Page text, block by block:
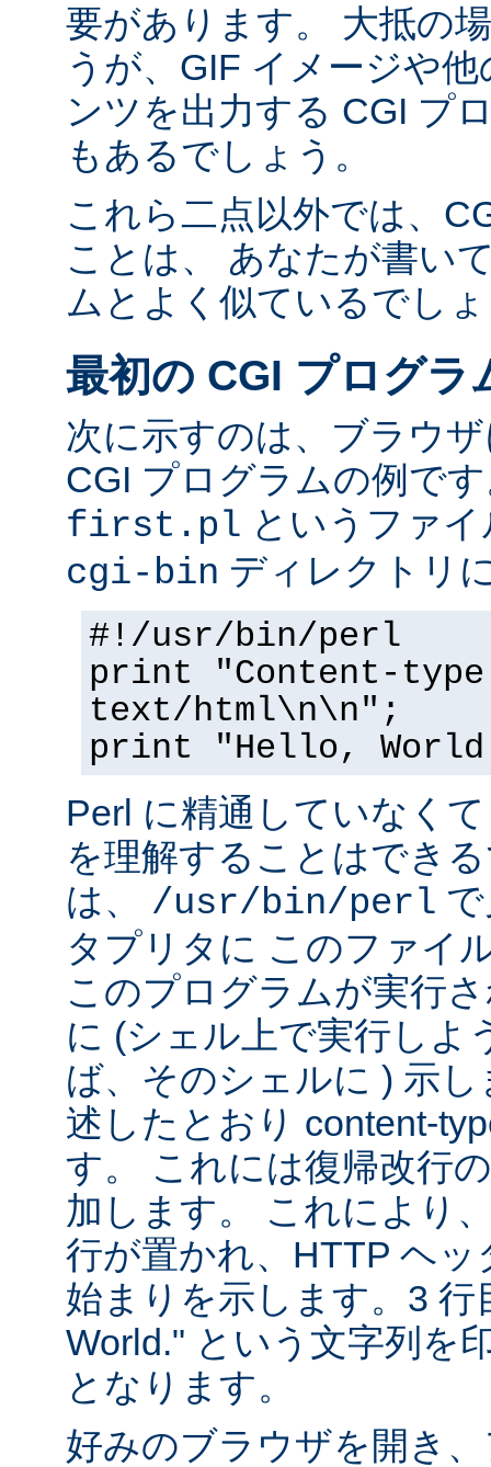
要があります。 大抵の
うが、GIF イメージや
ンツを出力する CGI プ
もあるでしょう。
これら二点以外では、
ことは、 あなたが書い
ムとよく似ているでし
最初の CGI プログラ
次に示すのは、ブラウ
CGI プログラムの例で
first.pl というファ
cgi-bin ディレクトリ
#!/usr/bin/perl
print "Content-
text/html\n\n";
print "Hello,
Perl に精通していなく
を理解することはでき
は、 /usr/bin/perl
タプリタに このファイ
このプログラムが実行
に (シェル上で実行しよ
ば、そのシェルに ) 示
述したとおり content-
す。 これには復帰改行
加します。 これにより
行が置かれ、HTTP ヘ
始まりを示します。3 行
World." という文字列を
となります。
好みのブラウザを開き